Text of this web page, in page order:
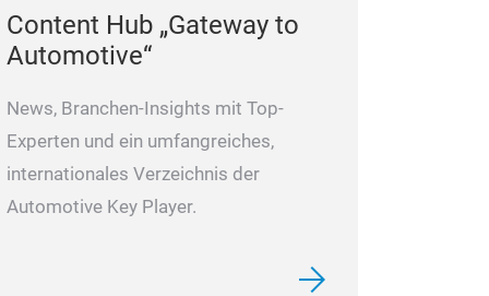
Content Hub „Gateway to
Automotive“
News, Branchen-Insights mit Top-
Experten und ein umfangreiches,
internationales Verzeichnis der
Automotive Key Player.